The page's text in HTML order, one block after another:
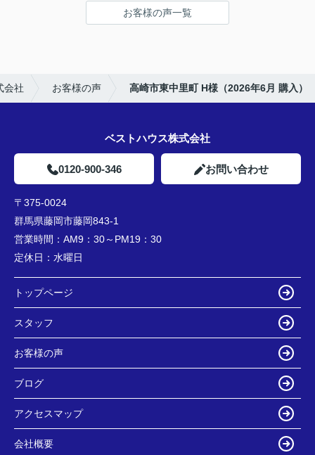
お客様の声一覧
会社 お客様の声 高崎市東中里町 H様（2026年6月 購入）
ベストハウス株式会社
0120-900-346 お問い合わせ
〒375-0024
群馬県藤岡市藤岡843-1
営業時間： AM9：30～PM19：30
定休日： 水曜日
トップページ
スタッフ
お客様の声
ブログ
アクセスマップ
会社概要